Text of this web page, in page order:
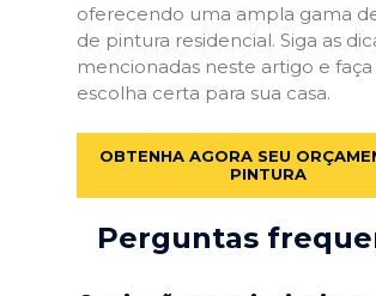
oferecendo uma ampla gama
de pintura residencial. Siga as
mencionadas neste artigo e faça
escolha certa para sua casa.
OBTENHA AGORA SEU
PINTURA
Perguntas